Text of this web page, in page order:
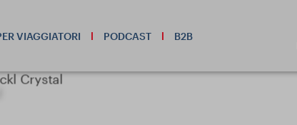
VIAGGIATORI PODCAST B2B